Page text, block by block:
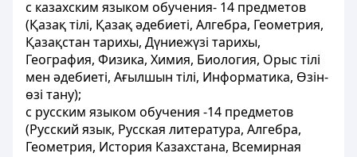
с казахским языком обучения- 14 предметов
(Қазақ тілі, Қазақ әдебиеті, Алгебра, Геометрия,
Қазақстан тарихы, Дүниежүзі тарихы,
География, Физика, Химия, Биология, Орыс тілі
мен әдебиетi, Ағылшын тілі, Информатика, Өзін-
өзі тану);
с русским языком обучения -14 предметов
(Русский язык, Русская литература, Алгебра,
Геометрия, История Казахстана, Всемирная